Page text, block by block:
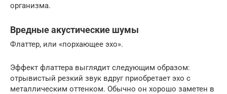
организма.
Вредные акустические шумы
Флаттер, или «порхающее эхо».
Эффект флаттера выглядит следующим образом:
отрывистый резкий звук вдруг приобретает эхо с
металлическим оттенком. Обычно он хорошо заметен в